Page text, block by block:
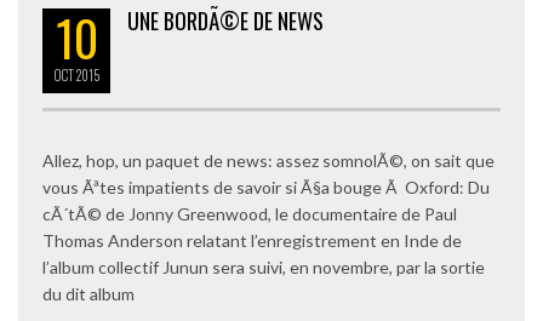
10
OCT2015
UNE BORDÃ©E DE NEWS
Allez, hop, un paquet de news: assez somnolÃ©, on sait que
vous Ãªtes impatients de savoir si Ã§a bouge Ã Oxford: Du
cÃ´tÃ© de Jonny Greenwood, le documentaire de Paul
Thomas Anderson relatant l’enregistrement en Inde de
l’album collectif Junun sera suivi, en novembre, par la sortie
du dit album